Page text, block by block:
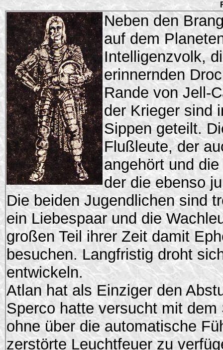
Neben den
auf dem
Intelligenzvolk,
erinnernden
Rande von Jell-
der Krieger sind
Sippen geteilt.
Flußleute, der
angehört und
der die ebenso
Die beiden Jugendlichen sind
ein Liebespaar und die
großen Teil ihrer Zeit damit
besuchen. Langfristig droht
entwickeln.
Atlan hat als Einziger den
Sperco hatte versucht mit
ohne über die automatische
zerstörte Leuchtfeuer zu